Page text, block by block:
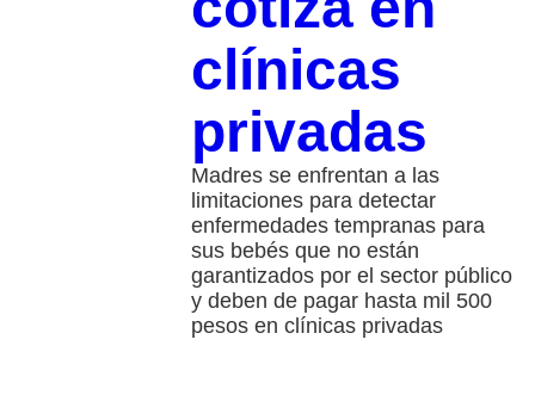
clínicas
privadas
Madres se enfrentan a las
limitaciones para detectar
enfermedades tempranas para
sus bebés que no están
garantizados por el sector público
y deben de pagar hasta mil 500
pesos en clínicas privadas